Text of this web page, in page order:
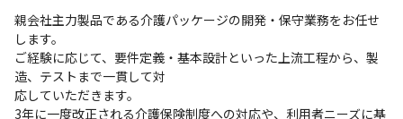
親会社主力製品である介護パッケージの開発・保守業務をお任せ
します。
ご経験に応じて、要件定義・基本設計といった上流工程から、製
造、テストまで一貫して対
応していただきます。
3年に一度改正される介護保険制度への対応や、利用者ニーズに基